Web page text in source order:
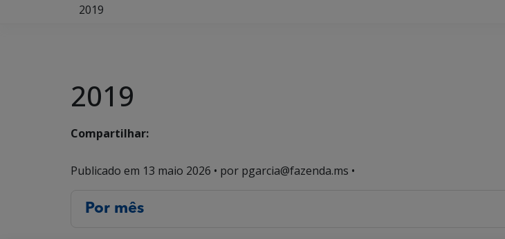
2019
2019
Compartilhar:
Publicado em 13 maio 2026 • por pgarcia@fazenda.ms •
Por mês